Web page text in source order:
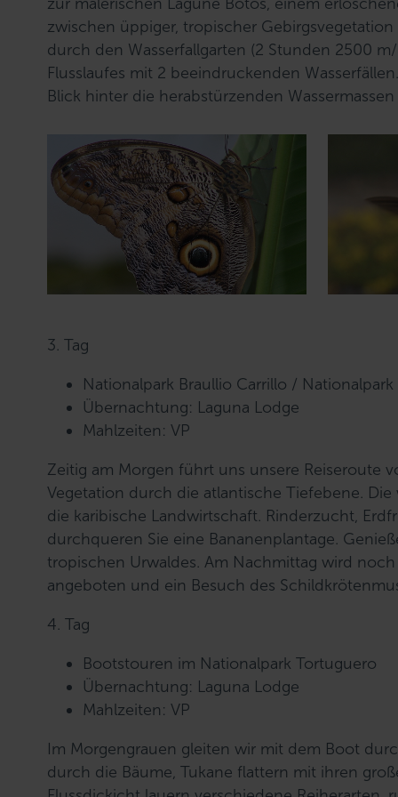
w
a
h
l
zwischen üppiger, tropischer
durch den Wasserfallgarten (2 Stunden 2500
Flusslaufes mit 2 beeindruckenden
Blick hinter die herabstürzenden
3. Tag
Nationalpark Braullio Carrillo /
Übernachtung: Laguna Lodge
Mahlzeiten: VP
Zeitig am Morgen führt uns unsere Reiseroute
Vegetation durch die atlantische Tiefebene.
die karibische Landwirtschaft. Rinderzucht,
durchqueren Sie eine Bananenplantage.
tropischen Urwaldes. Am Nachmittag wird
angeboten und ein Besuch des
4. Tag
Bootstouren im Nationalpark Tortuguero
Übernachtung: Laguna Lodge
Mahlzeiten: VP
Im Morgengrauen gleiten wir mit dem Boot
durch die Bäume, Tukane flattern mit ihren